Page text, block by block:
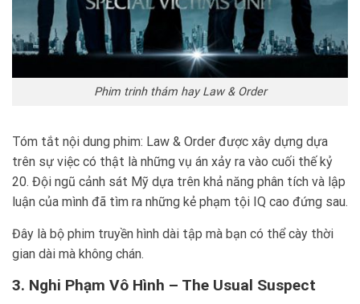
Phim trinh thám hay Law & Order
Tóm tắt nội dung phim: Law & Order được xây dựng dựa
trên sự việc có thật là những vụ án xảy ra vào cuối thế kỷ
20. Đội ngũ cảnh sát Mỹ dựa trên khả năng phân tích và lập
luận của mình đã tìm ra những kẻ phạm tội IQ cao đứng sau.
Đây là bộ phim truyền hình dài tập mà bạn có thể cày thời
gian dài mà không chán.
3. Nghi Phạm Vô Hình – The Usual Suspect